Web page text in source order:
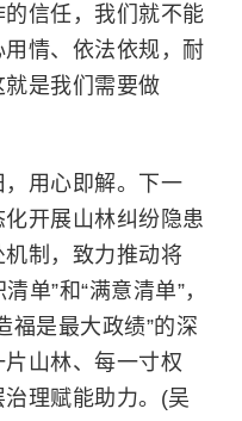
信任，我们就不能
情、依法依规，耐
是我们需要做
用心即解。下一
开展山林纠纷隐患
制，致力推动将
单”和“满意清单”，
福是最大政绩”的深
山林、每一寸权
理赋能助力。(吴